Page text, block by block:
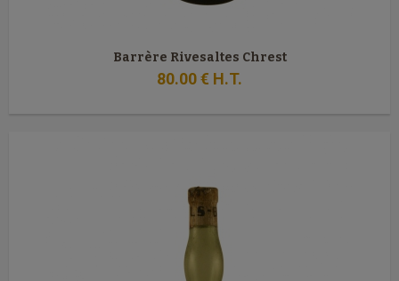
Barrère Rivesaltes Chrest
80.00€ H.T.